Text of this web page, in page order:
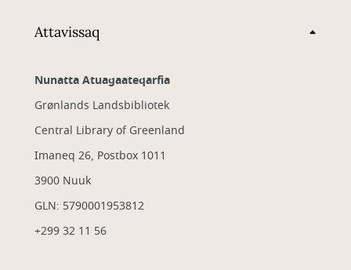
Attavissaq
Nunatta Atuagaateqarfia
Grønlands Landsbibliotek
Central Library of Greenland
Imaneq 26, Postbox 1011
3900 Nuuk
GLN: 5790001953812
+299 32 11 56